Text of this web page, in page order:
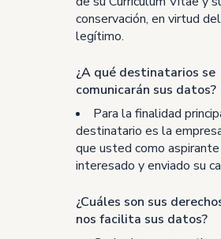
conservación, en virtud
legítimo.
¿A qué destinatarios se
comunicarán sus datos?
Para la finalidad
destinatario es la
que usted como aspirante
interesado y enviado su
¿Cuáles son sus
nos facilita sus datos?